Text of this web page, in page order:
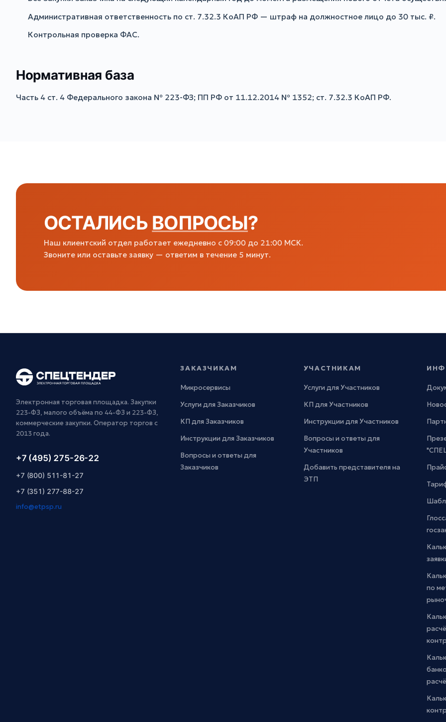
Административная ответственность по ст. 7.32.3 КоАП РФ — штраф на должностное лицо до 30 тыс. ₽.
Контрольная проверка ФАС.
Нормативная база
Часть 4 ст. 4 Федерального закона № 223-ФЗ; ПП РФ от 11.12.2014 № 1352; ст. 7.32.3 КоАП РФ.
ОСТАЛИСЬ ВОПРОСЫ?
Наш клиентский отдел работает ежедневно с 09:00 до 21:00 МСК.
Звоните или оставьте заявку — ответим в течение 5 минут.
Электронная торговая площадка. Закупки
223-ФЗ, малого объёма по 44-ФЗ и 223-ФЗ,
коммерческие закупки. Оператор торгов с
2013 года.
+7 (495) 275-26-22
+7 (800) 511-81-27
+7 (351) 277-88-27
info@etpsp.ru
ЗАКАЗЧИКАМ
Микросервисы
Услуги для Заказчиков
КП для Заказчиков
Инструкции для Заказчиков
Вопросы и ответы для
Заказчиков
УЧАСТНИКАМ
Услуги для Участников
КП для Участников
Инструкции для Участников
Вопросы и ответы для
Участников
Добавить представителя на
ЭТП
по